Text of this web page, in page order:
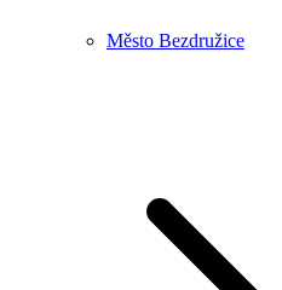
Město Bezdružice